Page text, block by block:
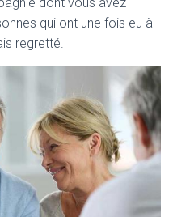
qui ont une fois eu à
regretté.